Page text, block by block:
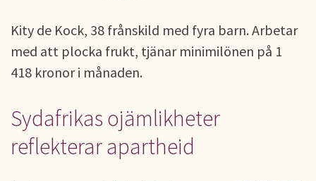
Kity de Kock, 38 frånskild med fyra barn. Arbetar
med att plocka frukt, tjänar minimilönen på 1
418 kronor i månaden.
Sydafrikas ojämlikheter
reflekterar apartheid